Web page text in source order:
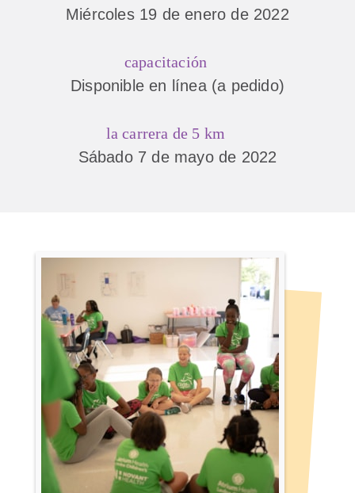
Miércoles 19 de enero de 2022
capacitación
Disponible en línea (a pedido)
la carrera de 5 km
Sábado 7 de mayo de 2022